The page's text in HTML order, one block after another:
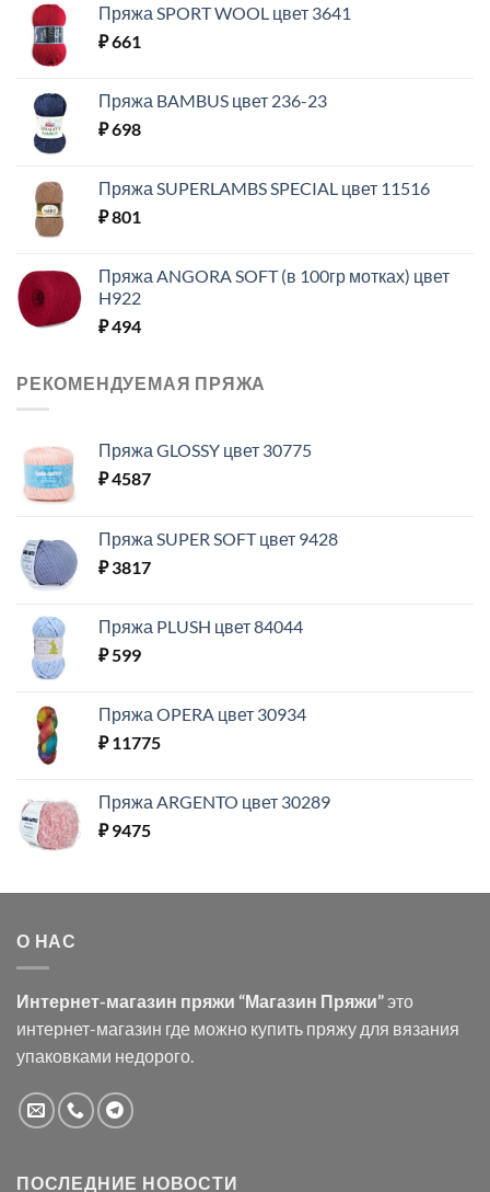
Пряжа SPORT WOOL цвет 3641
₽661
Пряжа BAMBUS цвет 236-23
₽698
Пряжа SUPERLAMBS SPECIAL цвет 11516
₽801
Пряжа ANGORA SOFT (в 100гр мотках) цвет
H922
₽494
РЕКОМЕНДУЕМАЯ ПРЯЖА
Пряжа GLOSSY цвет 30775
₽4587
Пряжа SUPER SOFT цвет 9428
₽3817
Пряжа PLUSH цвет 84044
₽599
Пряжа OPERA цвет 30934
₽11775
Пряжа ARGENTO цвет 30289
₽9475
О НАС
Интернет-магазин пряжи “Магазин Пряжи”это
интернет-магазин где можно купить пряжу для вязания
упаковками недорого.
ПОСЛЕДНИЕ НОВОСТИ